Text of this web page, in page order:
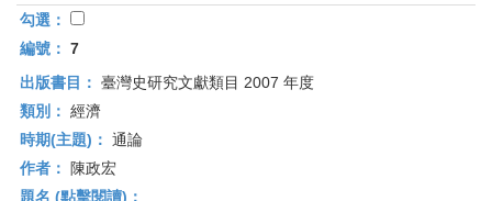
勾選：
編號： 7
出版書目： 臺灣史研究文獻類目 2007 年度
類別： 經濟
時期(主題)： 通論
作者：
陳政宏
題名 (點擊閱讀)：